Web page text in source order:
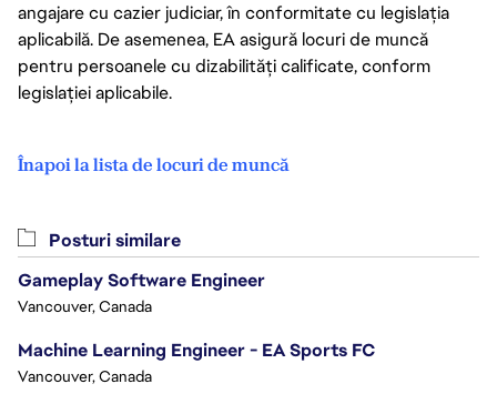
angajare cu cazier judiciar, în conformitate cu legislația
aplicabilă. De asemenea, EA asigură locuri de muncă
pentru persoanele cu dizabilități calificate, conform
legislației aplicabile.
Înapoi la lista de locuri de muncă
Posturi similare
Gameplay Software Engineer
Vancouver, Canada
Machine Learning Engineer - EA Sports FC
Vancouver, Canada